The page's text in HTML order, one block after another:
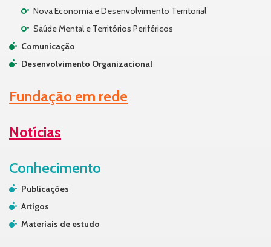
Nova Economia e Desenvolvimento Territorial
Saúde Mental e Territórios Periféricos
Comunicação
Desenvolvimento Organizacional
Fundação em rede
Notícias
Conhecimento
Publicações
Artigos
Materiais de estudo